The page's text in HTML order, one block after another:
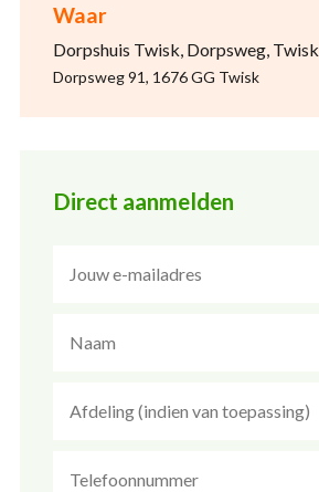
Waar
Dorpshuis Twisk, Dorpsweg, Twisk
Dorpsweg 91, 1676 GG Twisk
Direct aanmelden